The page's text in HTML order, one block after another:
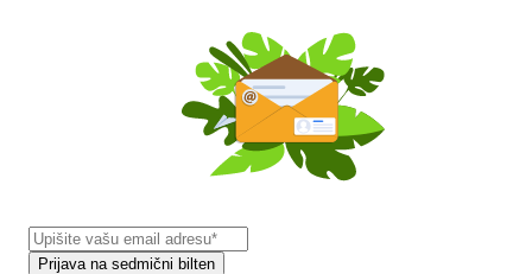
Prijava na sedmični bilten